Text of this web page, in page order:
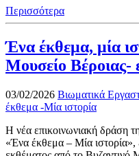
Περισσότερα
Ένα έκθεμα, μία
Μουσείο Βέροιας-
03/02/2026 Βιωματικά
έκθεμα -Μία ιστορία
Η νέα επικοινωνιακή δράση
«Ένα έκθεμα – Μία ιστορία»,